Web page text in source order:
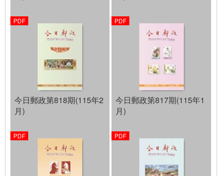
今日郵政第818期(115年2
月)
今日郵政第817期(115年1
月)